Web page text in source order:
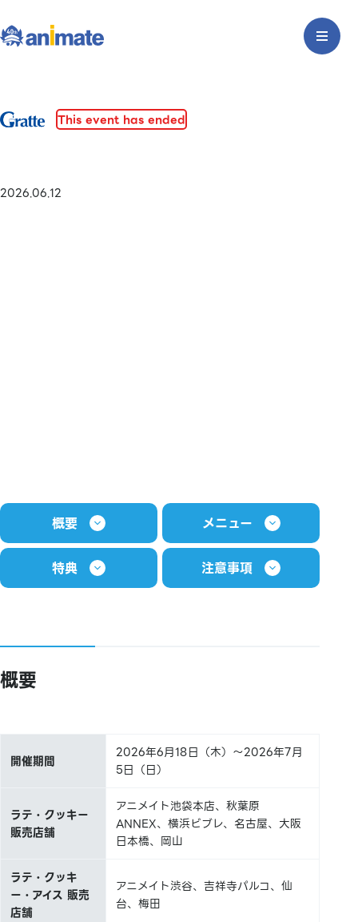
This event has ended
2026.06.12
概要 メニュー
特典 注意事項
概要
開催期間
2026年6月18日（木）～2026年7月
5日（日）
ラテ・クッキー
販売店舗
アニメイト池袋本店、秋葉原
ANNEX、横浜ビブレ、名古屋、大阪
日本橋、岡山
ラテ・クッキ
ー・アイス 販売
店舗
アニメイト渋谷、吉祥寺パルコ、仙
台、梅田